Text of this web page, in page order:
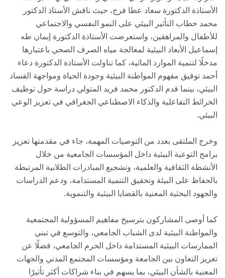
الأستاذة الدكتورة سعاد عطا فرج، حيث ناقش الأستاذ الدكتور
محمد خطاب التأثير البيئي على النمو النفسي والاجتماعي
للأطفال والمراهقين، واستعرضت الأستاذة الدكتورة إيمان طه
إسماعيل الأبعاد البيئية لمعالجة مياه الصرف الصحي باعتبارها
مدخلًا لتنمية الموارد المائية، كما تناولت الأستاذة الدكتورة دعاء
أحمد توفيق مفهوم المواطنة البيئية وجودة الحياة ومواجهة الفساد
البيئي، بينما قدم الدكتور محمد فريد المتولي دراسة حول توظيف
الخرائط التفاعلية والذكاء الاصطناعي الجغرافي في تعزيز الوعي
البيئي.
وخرج الملتقى بعدد من التوصيات المهمة، جاء في مقدمتها تعزيز
برامج التوعية البيئية داخل المؤسسات الجامعية من خلال
الأنشطة الثقافية والعلمية، وتشجيع المبادرات الطلابية المرتبطة
بالحفاظ على البيئة وتحقيق التنمية المستدامة، ودعم الدراسات
والجهود البحثية المعنية بالقضايا البيئية والتنموية.
كما أوصى المشاركون بترسيخ مفاهيم المسؤولية المجتمعية
والمواطنة البيئية لدى الشباب الجامعي، والتوسع في تبني
الممارسات البيئية المستدامة داخل الحرم الجامعي، فضلًا عن
تعزيز التعاون بين الجامعة ومؤسسات المجتمع المدني والجهات
المعنية بالشأن البيئي، بما يسهم في بناء شراكات أكثر تأثيرًا